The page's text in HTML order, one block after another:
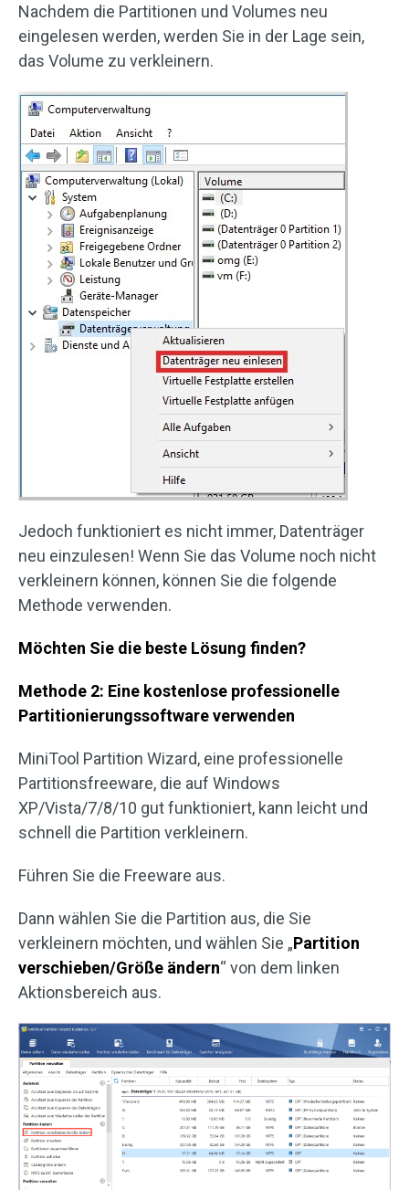
Nachdem die Partitionen und Volumes neu
eingelesen werden, werden Sie in der Lage sein,
das Volume zu verkleinern.
Jedoch funktioniert es nicht immer, Datenträger
neu einzulesen! Wenn Sie das Volume noch nicht
verkleinern können, können Sie die folgende
Methode verwenden.
Möchten Sie die beste Lösung finden?
Methode 2: Eine kostenlose professionelle
Partitionierungssoftware verwenden
MiniTool Partition Wizard, eine professionelle
Partitionsfreeware, die auf Windows
XP/Vista/7/8/10 gut funktioniert, kann leicht und
schnell die Partition verkleinern.
Führen Sie die Freeware aus.
Dann wählen Sie die Partition aus, die Sie
verkleinern möchten, und wählen Sie „Partition
verschieben/Größe ändern“ von dem linken
Aktionsbereich aus.